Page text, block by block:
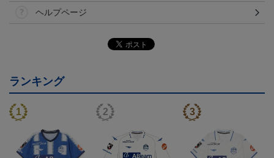
ヘルプページ
ランキング